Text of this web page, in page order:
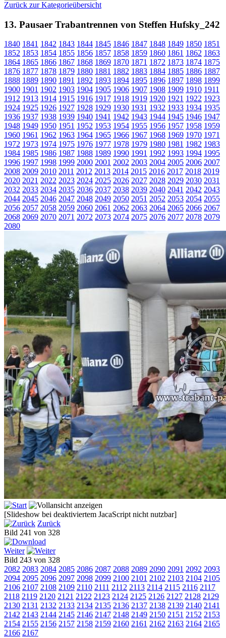
Zurück zur Kategorieübersicht
13. Pausaer Trabantrennen von Steffen Hufsky_242
1840 1841 1842 1843 1844 1845 1846 1847 1848 1849 1850 1851
1852 1853 1854 1855 1856 1857 1858 1859 1860 1861 1862 1863
1864 1865 1866 1867 1868 1869 1870 1871 1872 1873 1874 1875
1876 1877 1878 1879 1880 1881 1882 1883 1884 1885 1886 1887
1888 1889 1890 1891 1892 1893 1894 1895 1896 1897 1898 1899
1900 1901 1902 1903 1904 1905 1906 1907 1908 1909 1910 1911
1912 1913 1914 1915 1916 1917 1918 1919 1920 1921 1922 1923
1924 1925 1926 1927 1928 1929 1930 1931 1932 1933 1934 1935
1936 1937 1938 1939 1940 1941 1942 1943 1944 1945 1946 1947
1948 1949 1950 1951 1952 1953 1954 1955 1956 1957 1958 1959
1960 1961 1962 1963 1964 1965 1966 1967 1968 1969 1970 1971
1972 1973 1974 1975 1976 1977 1978 1979 1980 1981 1982 1983
1984 1985 1986 1987 1988 1989 1990 1991 1992 1993 1994 1995
1996 1997 1998 1999 2000 2001 2002 2003 2004 2005 2006 2007
2008 2009 2010 2011 2012 2013 2014 2015 2016 2017 2018 2019
2020 2021 2022 2023 2024 2025 2026 2027 2028 2029 2030 2031
2032 2033 2034 2035 2036 2037 2038 2039 2040 2041 2042 2043
2044 2045 2046 2047 2048 2049 2050 2051 2052 2053 2054 2055
2056 2057 2058 2059 2060 2061 2062 2063 2064 2065 2066 2067
2068 2069 2070 2071 2072 2073 2074 2075 2076 2077 2078 2079
2080
[Slideshow bei deaktiviertem JacaScript nicht nutzbar]
Zurück
Bild 241 von 328
Weiter
Bild 243 von 328
2082 2083 2084 2085 2086 2087 2088 2089 2090 2091 2092 2093
2094 2095 2096 2097 2098 2099 2100 2101 2102 2103 2104 2105
2106 2107 2108 2109 2110 2111 2112 2113 2114 2115 2116 2117
2118 2119 2120 2121 2122 2123 2124 2125 2126 2127 2128 2129
2130 2131 2132 2133 2134 2135 2136 2137 2138 2139 2140 2141
2142 2143 2144 2145 2146 2147 2148 2149 2150 2151 2152 2153
2154 2155 2156 2157 2158 2159 2160 2161 2162 2163 2164 2165
2166 2167